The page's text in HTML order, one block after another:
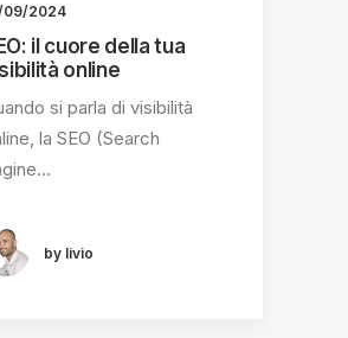
09/2024
il cuore della tua
online
si parla di visibilità
la SEO (Search
by livio